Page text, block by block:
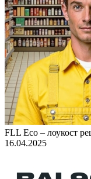
FLL Eco – лоукост
16.04.2025